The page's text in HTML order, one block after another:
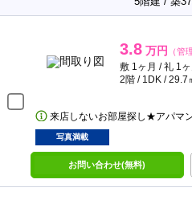
3.8 万円 （管
敷 1ヶ月 / 礼 1ヶ
2階 / 1DK / 29.7
来店しないお部屋探し★アパマ
写真満載
お問い合わせ(無料)